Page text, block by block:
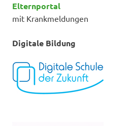
Elternportal
mit Krankmeldungen
Digitale Bildung